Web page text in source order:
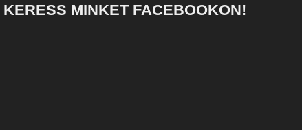
KERESS MINKET FACEBOOKON!